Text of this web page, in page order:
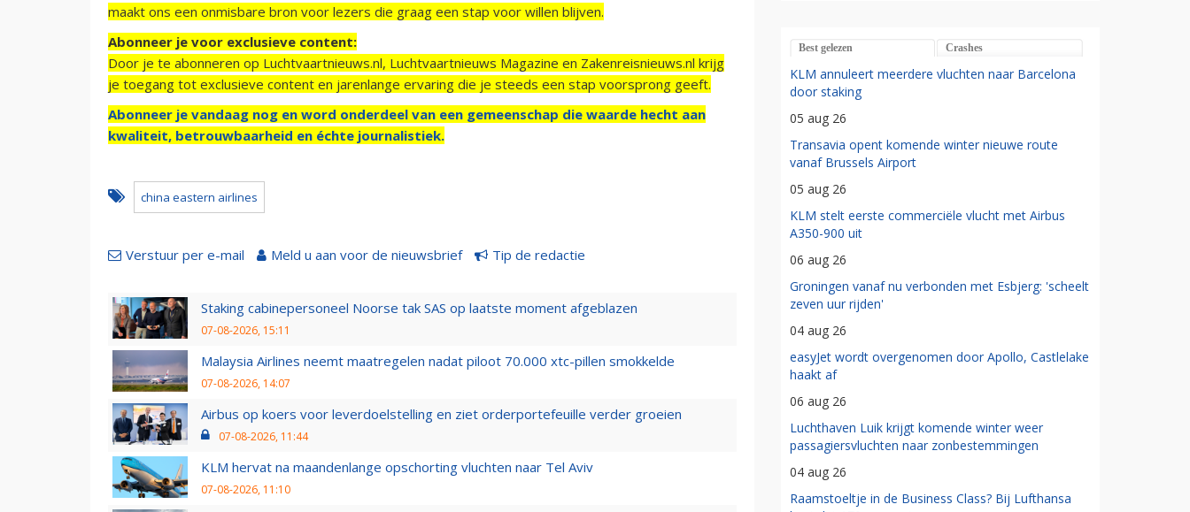
maakt ons een onmisbare bron voor lezers die graag een stap voor willen blijven.
Abonneer je voor exclusieve content:
Door je te abonneren op Luchtvaartnieuws.nl, Luchtvaartnieuws Magazine en Zakenreisnieuws.nl krijg
je toegang tot exclusieve content en jarenlange ervaring die je steeds een stap voorsprong geeft.
Abonneer je vandaag nog en word onderdeel van een gemeenschap die waarde hecht aan
kwaliteit, betrouwbaarheid en échte journalistiek.
china eastern airlines
Verstuur per e-mail Meld u aan voor de nieuwsbrief Tip de redactie
Staking cabinepersoneel Noorse tak SAS op laatste moment afgeblazen
07-08-2026, 15:11
Malaysia Airlines neemt maatregelen nadat piloot 70.000 xtc-pillen smokkelde
07-08-2026, 14:07
Airbus op koers voor leverdoelstelling en ziet orderportefeuille verder groeien
07-08-2026, 11:44
KLM hervat na maandenlange opschorting vluchten naar Tel Aviv
07-08-2026, 11:10
Best gelezen Crashes
KLM annuleert meerdere vluchten naar Barcelona
door staking
05 aug 26
Transavia opent komende winter nieuwe route
vanaf Brussels Airport
05 aug 26
KLM stelt eerste commerciële vlucht met Airbus
A350-900 uit
06 aug 26
Groningen vanaf nu verbonden met Esbjerg: 'scheelt
zeven uur rijden'
04 aug 26
easyJet wordt overgenomen door Apollo, Castlelake
haakt af
06 aug 26
Luchthaven Luik krijgt komende winter weer
passagiersvluchten naar zonbestemmingen
04 aug 26
Raamstoeltje in de Business Class? Bij Lufthansa